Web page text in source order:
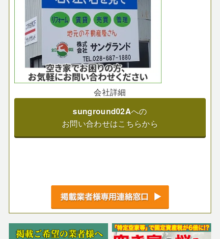
会社詳細
sunground02Aへの
お問い合わせはこちらから